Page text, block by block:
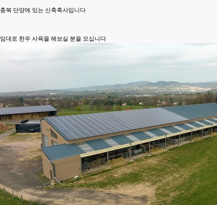
충북 단양에 있는 신축축사입니다
임대로 한우 사육을 해보실 분을 모십니다